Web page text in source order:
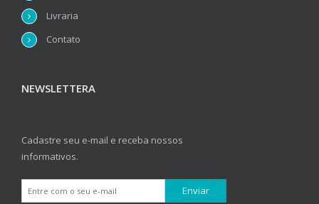
Livraria
Contato
NEWSLETTERA
Cadastre seu e-mail e receba nossos
informativos.